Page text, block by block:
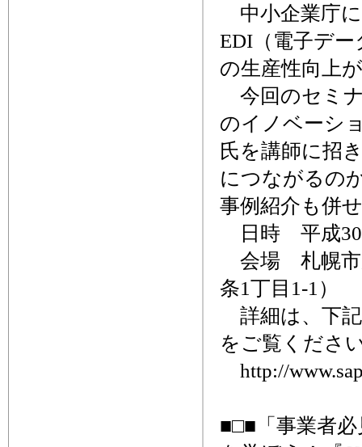
中小企業庁
EDI（電子デー
の生産性向上
今回のセミ
のイノベーシ
氏を講師に招
につながるの
事例紹介も併
日時 平成30
会場 札幌市
条1丁目1-1）
詳細は、下
をご覧くださ
http://
■□■「事業者